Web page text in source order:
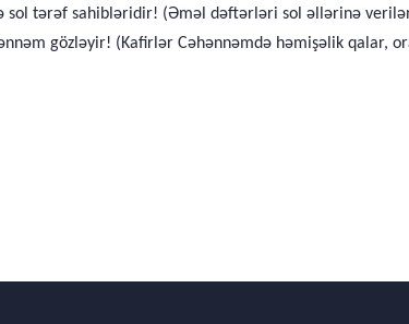
sol tərəf sahibləridir! (Əməl dəftərləri sol əllərinə
gözləyir! (Kafirlər Cəhənnəmdə həmişəlik qalar,